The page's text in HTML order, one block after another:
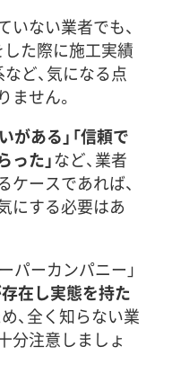
ない業者でも、
した際に施工実績
ど、気になる点
ません。
がある」「信頼で
った」など、業者
ースであれば、
にする必要はあ
パーカンパニー」
在し実態を持た
、全く知らない業
分注意しましょ